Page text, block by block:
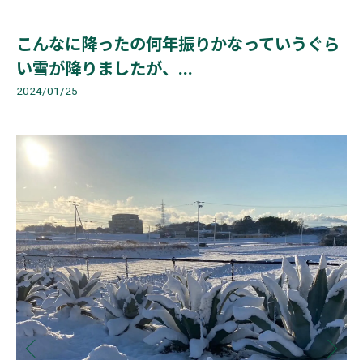
こんなに降ったの何年振りかなっていうぐら
い雪が降りましたが、...
2024/01/25